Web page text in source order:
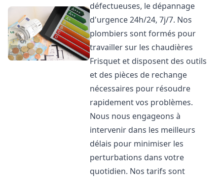
défectueuses, le dépannage
d'urgence 24h/24, 7j/7. Nos
plombiers sont formés pour
travailler sur les chaudières
Frisquet et disposent des outils
et des pièces de rechange
nécessaires pour résoudre
rapidement vos problèmes.
Nous nous engageons à
intervenir dans les meilleurs
délais pour minimiser les
perturbations dans votre
quotidien. Nos tarifs sont